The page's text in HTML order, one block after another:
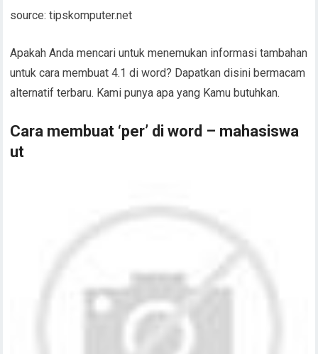
source: tipskomputer.net
Apakah Anda mencari untuk menemukan informasi tambahan
untuk cara membuat 4.1 di word? Dapatkan disini bermacam
alternatif terbaru. Kami punya apa yang Kamu butuhkan.
Cara membuat ‘per’ di word – mahasiswa
ut